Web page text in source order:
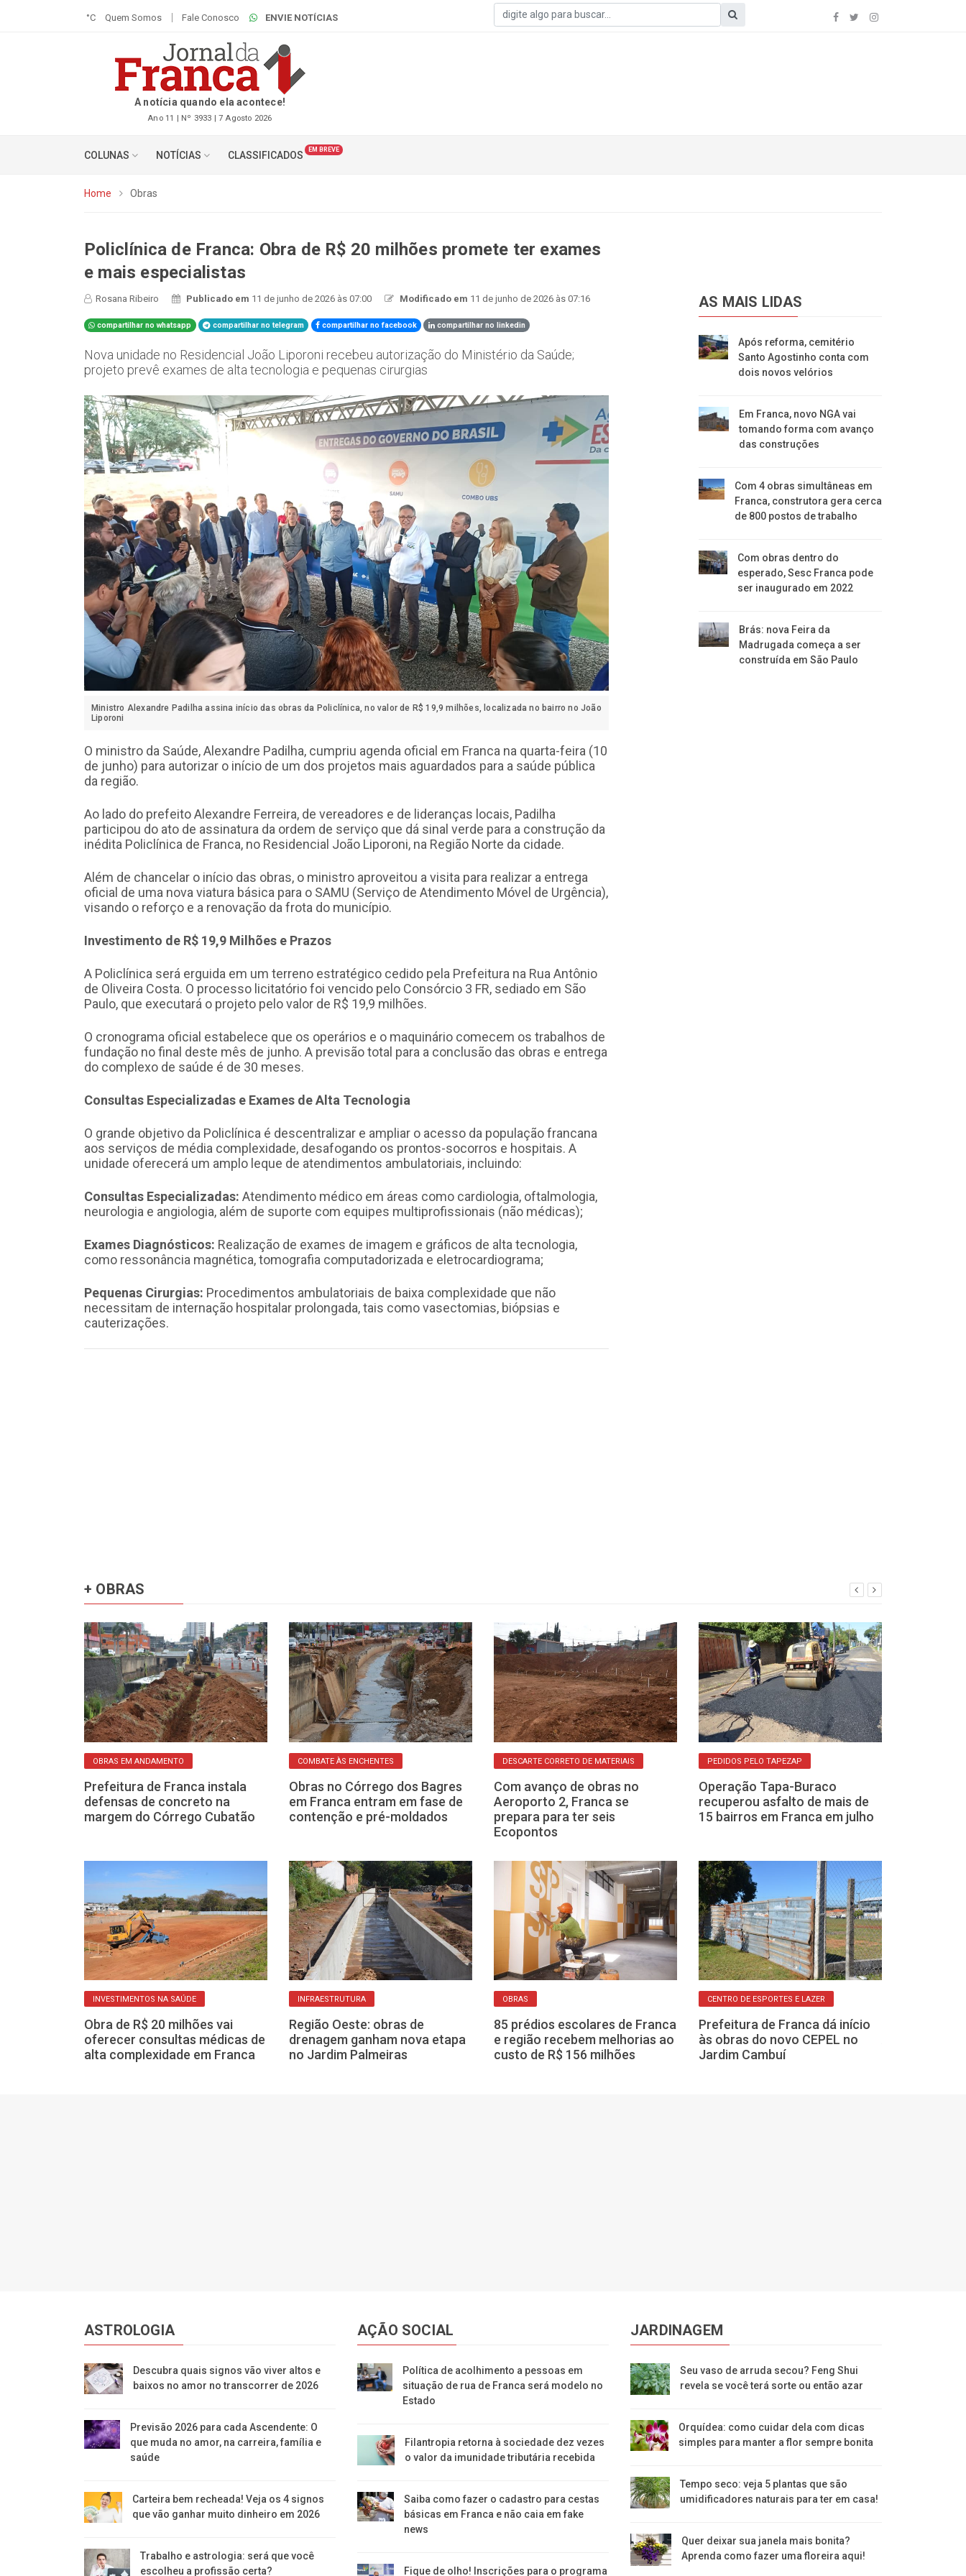
°C Quem Somos Fale Conosco ENVIE NOTÍCIAS
A notícia quando ela acontece!
Ano 11 | Nº 3933 | 7 Agosto 2026
COLUNAS NOTÍCIAS CLASSIFICADOS EM BREVE
Home Obras
Policlínica de Franca: Obra de R$ 20 milhões promete ter exames
e mais especialistas
Rosana Ribeiro Publicado em 11 de junho de 2026 às 07:00 Modificado em 11 de junho de 2026 às 07:16
compartilhar no whatsapp compartilhar no telegram compartilhar no facebook compartilhar no linkedin
Nova unidade no Residencial João Liporoni recebeu autorização do Ministério da Saúde;
projeto prevê exames de alta tecnologia e pequenas cirurgias
Ministro Alexandre Padilha assina início das obras da Policlínica, no valor de R$ 19,9 milhões, localizada no bairro no João
Liporoni
O ministro da Saúde, Alexandre Padilha, cumpriu agenda oficial em Franca na quarta-feira (10
de junho) para autorizar o início de um dos projetos mais aguardados para a saúde pública
da região.
Ao lado do prefeito Alexandre Ferreira, de vereadores e de lideranças locais, Padilha
participou do ato de assinatura da ordem de serviço que dá sinal verde para a construção da
inédita Policlínica de Franca, no Residencial João Liporoni, na Região Norte da cidade.
Além de chancelar o início das obras, o ministro aproveitou a visita para realizar a entrega
oficial de uma nova viatura básica para o SAMU (Serviço de Atendimento Móvel de Urgência),
visando o reforço e a renovação da frota do município.
Investimento de R$ 19,9 Milhões e Prazos
A Policlínica será erguida em um terreno estratégico cedido pela Prefeitura na Rua Antônio
de Oliveira Costa. O processo licitatório foi vencido pelo Consórcio 3 FR, sediado em São
Paulo, que executará o projeto pelo valor de R$ 19,9 milhões.
O cronograma oficial estabelece que os operários e o maquinário comecem os trabalhos de
fundação no final deste mês de junho. A previsão total para a conclusão das obras e entrega
do complexo de saúde é de 30 meses.
Consultas Especializadas e Exames de Alta Tecnologia
O grande objetivo da Policlínica é descentralizar e ampliar o acesso da população francana
aos serviços de média complexidade, desafogando os prontos-socorros e hospitais. A
unidade oferecerá um amplo leque de atendimentos ambulatoriais, incluindo:
Consultas Especializadas: Atendimento médico em áreas como cardiologia, oftalmologia,
neurologia e angiologia, além de suporte com equipes multiprofissionais (não médicas);
Exames Diagnósticos: Realização de exames de imagem e gráficos de alta tecnologia,
como ressonância magnética, tomografia computadorizada e eletrocardiograma;
Pequenas Cirurgias: Procedimentos ambulatoriais de baixa complexidade que não
necessitam de internação hospitalar prolongada, tais como vasectomias, biópsias e
cauterizações.
AS MAIS LIDAS
Após reforma, cemitério
Santo Agostinho conta com
dois novos velórios
Em Franca, novo NGA vai
tomando forma com avanço
das construções
Com 4 obras simultâneas em
Franca, construtora gera cerca
de 800 postos de trabalho
Com obras dentro do
esperado, Sesc Franca pode
ser inaugurado em 2022
Brás: nova Feira da
Madrugada começa a ser
construída em São Paulo
+ OBRAS
OBRAS EM ANDAMENTO
Prefeitura de Franca instala
defensas de concreto na
margem do Córrego Cubatão
COMBATE ÀS ENCHENTES
Obras no Córrego dos Bagres
em Franca entram em fase de
contenção e pré-moldados
DESCARTE CORRETO DE MATERIAIS
Com avanço de obras no
Aeroporto 2, Franca se
prepara para ter seis
Ecopontos
PEDIDOS PELO TAPEZAP
Operação Tapa-Buraco
recuperou asfalto de mais de
15 bairros em Franca em julho
INVESTIMENTOS NA SAÚDE
Obra de R$ 20 milhões vai
oferecer consultas médicas de
alta complexidade em Franca
INFRAESTRUTURA
Região Oeste: obras de
drenagem ganham nova etapa
no Jardim Palmeiras
OBRAS
85 prédios escolares de Franca
e região recebem melhorias ao
custo de R$ 156 milhões
CENTRO DE ESPORTES E LAZER
Prefeitura de Franca dá início
às obras do novo CEPEL no
Jardim Cambuí
ASTROLOGIA
Descubra quais signos vão viver altos e
baixos no amor no transcorrer de 2026
Previsão 2026 para cada Ascendente: O
que muda no amor, na carreira, família e
saúde
Carteira bem recheada! Veja os 4 signos
que vão ganhar muito dinheiro em 2026
Trabalho e astrologia: será que você
escolheu a profissão certa?
AÇÃO SOCIAL
Política de acolhimento a pessoas em
situação de rua de Franca será modelo no
Estado
Filantropia retorna à sociedade dez vezes
o valor da imunidade tributária recebida
Saiba como fazer o cadastro para cestas
básicas em Franca e não caia em fake
news
Fique de olho! Inscrições para o programa
JARDINAGEM
Seu vaso de arruda secou? Feng Shui
revela se você terá sorte ou então azar
Orquídea: como cuidar dela com dicas
simples para manter a flor sempre bonita
Tempo seco: veja 5 plantas que são
umidificadores naturais para ter em casa!
Quer deixar sua janela mais bonita?
Aprenda como fazer uma floreira aqui!